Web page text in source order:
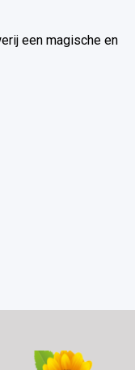
een magische en